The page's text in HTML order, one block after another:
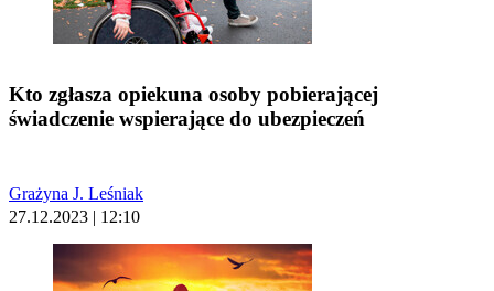
Kto zgłasza opiekuna osoby pobierającej
świadczenie wspierające do ubezpieczeń
Grażyna J. Leśniak
27.12.2023 | 12:10